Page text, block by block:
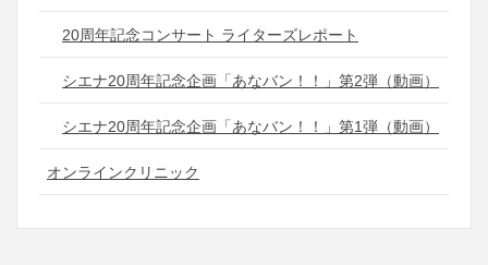
20周年記念コンサート ライターズレポート
シエナ20周年記念企画「あなバン！！」第2弾（動画）
シエナ20周年記念企画「あなバン！！」第1弾（動画）
オンラインクリニック